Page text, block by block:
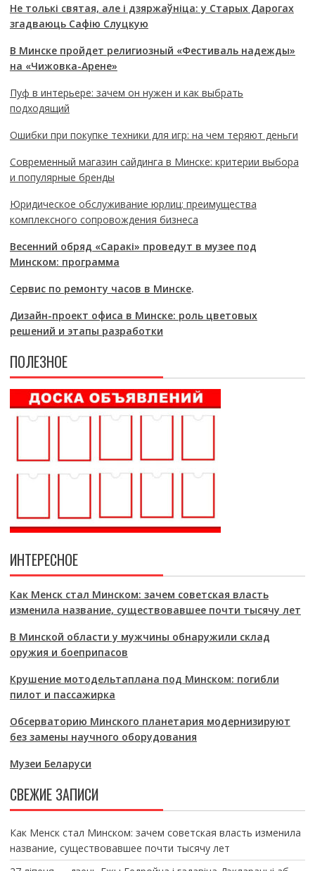
Не толькі святая, але і дзяржаўніца: у Старых Дарогах
згадваюць Сафію Слуцкую
В Минске пройдет религиозный «Фестиваль надежды»
на «Чижовка-Арене»
Пуф в интерьере: зачем он нужен и как выбрать
подходящий
Ошибки при покупке техники для игр: на чем теряют деньги
Современный магазин сайдинга в Минске: критерии выбора
и популярные бренды
Юридическое обслуживание юрлиц: преимущества
комплексного сопровождения бизнеса
Весенний обряд «Саракі» проведут в музее под
Минском: программа
Сервис по ремонту часов в Минске.
Дизайн-проект офиса в Минске: роль цветовых
решений и этапы разработки
ПОЛЕЗНОЕ
ИНТЕРЕСНОЕ
Как Менск стал Минском: зачем советская власть
изменила название, существовавшее почти тысячу лет
В Минской области у мужчины обнаружили склад
оружия и боеприпасов
Крушение мотодельтаплана под Минском: погибли
пилот и пассажирка
Обсерваторию Минского планетария модернизируют
без замены научного оборудования
Музеи Беларуси
СВЕЖИЕ ЗАПИСИ
Как Менск стал Минском: зачем советская власть изменила
название, существовавшее почти тысячу лет